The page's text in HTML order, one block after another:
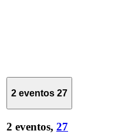
2 eventos 27
2 eventos, 27